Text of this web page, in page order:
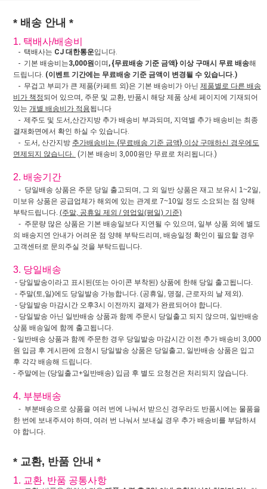
* 배송 안내 *
1. 택배사/배송비
- 택배사는 CJ 대한통운입니다.
- 기본 배송비는3,000원이며 , {무료배송 기준 금액} 이상 구매시 무료 배송해
드립니다. (이벤트 기간에는 무료배송 기준 금액이 변경될 수 있습니다.)
- 무겁고 부피가 큰 제품(카페트 외)은 기본 배송비가 아닌 제품별로 다른 배송
비가 책정되어 있으며, 주문 및 교환, 반품시 해당 제품 상세 페이지에 기재되어
있는 개별 배송비가 적용됩니다
- 제주도 및 도서,산간지방 추가 배송비 부과되며, 지역별 추가 배송비는 최종
결재화면에서 확인 하실 수 있습니다.
- 도서, 산간지방 추가배송비는 {무료배송 기준 금액} 이상 구매하신 경우에도
면제되지 않습니다. (기본 배송비 3,000원만 무료로 처리됩니다.)
2. 배송기간
- 당일배송 상품은 주문 당일 출고되며, 그 외 일반 상품은 재고 보유시 1~2일,
미보유 상품은 공급업체가 해외에 있는 관계로 7~10일 정도 소요되는 점 양해
부탁드립니다. (주말, 공휴일 제외 / 영업일(평일) 기준)
- 주문량 많은 상품은 기본 배송일보다 지연될 수 있으며, 일부 상품 외에 별도
의 배송지연 안내가 어려운 점 양해 부탁드리며, 배송일정 확인이 필요할 경우
고객센터로 문의주실 것을 부탁드립니다.
3. 당일배송
- 당일발송이라고 표시된(또는 아이콘 부착된) 상품에 한해 당일 출고됩니다.
- 주말(토,일)에도 당일발송 가능합니다. (공휴일, 명절, 근로자의 날 제외).
- 당일발송 마감시간 오후3시 이전까지 결제가 완료되어야 합니다.
- 당일발송 아닌 일반배송 상품과 함께 주문시 당일출고 되지 않으며, 일반배송
상품 배송일에 함께 출고됩니다.
- 일반배송 상품과 함께 주문한 경우 당일발송 마감시간 이전 추가 배송비 3,000
원 입금 후 게시판에 요청시 당일발송 상품은 당일출고, 일반배송 상품은 입고
후 각각 배송해 드립니다.
- 주말에는 (당일출고+일반배송) 입금 후 별도 요청건은 처리되지 않습니다.
4. 부분배송
- 부분배송으로 상품을 여러 번에 나눠서 받으신 경우라도 반품시에는 물품을
한 번에 보내주셔야 하며, 여러 번 나눠서 보내실 경우 추가 배송비를 부담하셔
야 합니다.
* 교환, 반품 안내 *
1. 교환, 반품 공통사항